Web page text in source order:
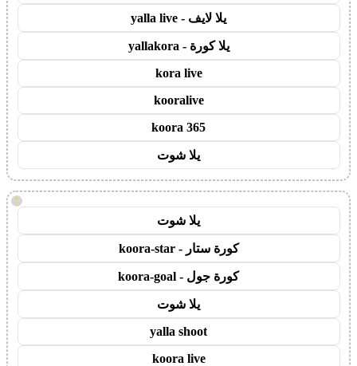
يلا لايف - yalla live
يلا كورة - yallakora
kora live
kooralive
koora 365
يلا شوت
!
يلا شوت
كورة ستار - koora-star
كورة جول - koora-goal
يلا شوت
yalla shoot
koora live